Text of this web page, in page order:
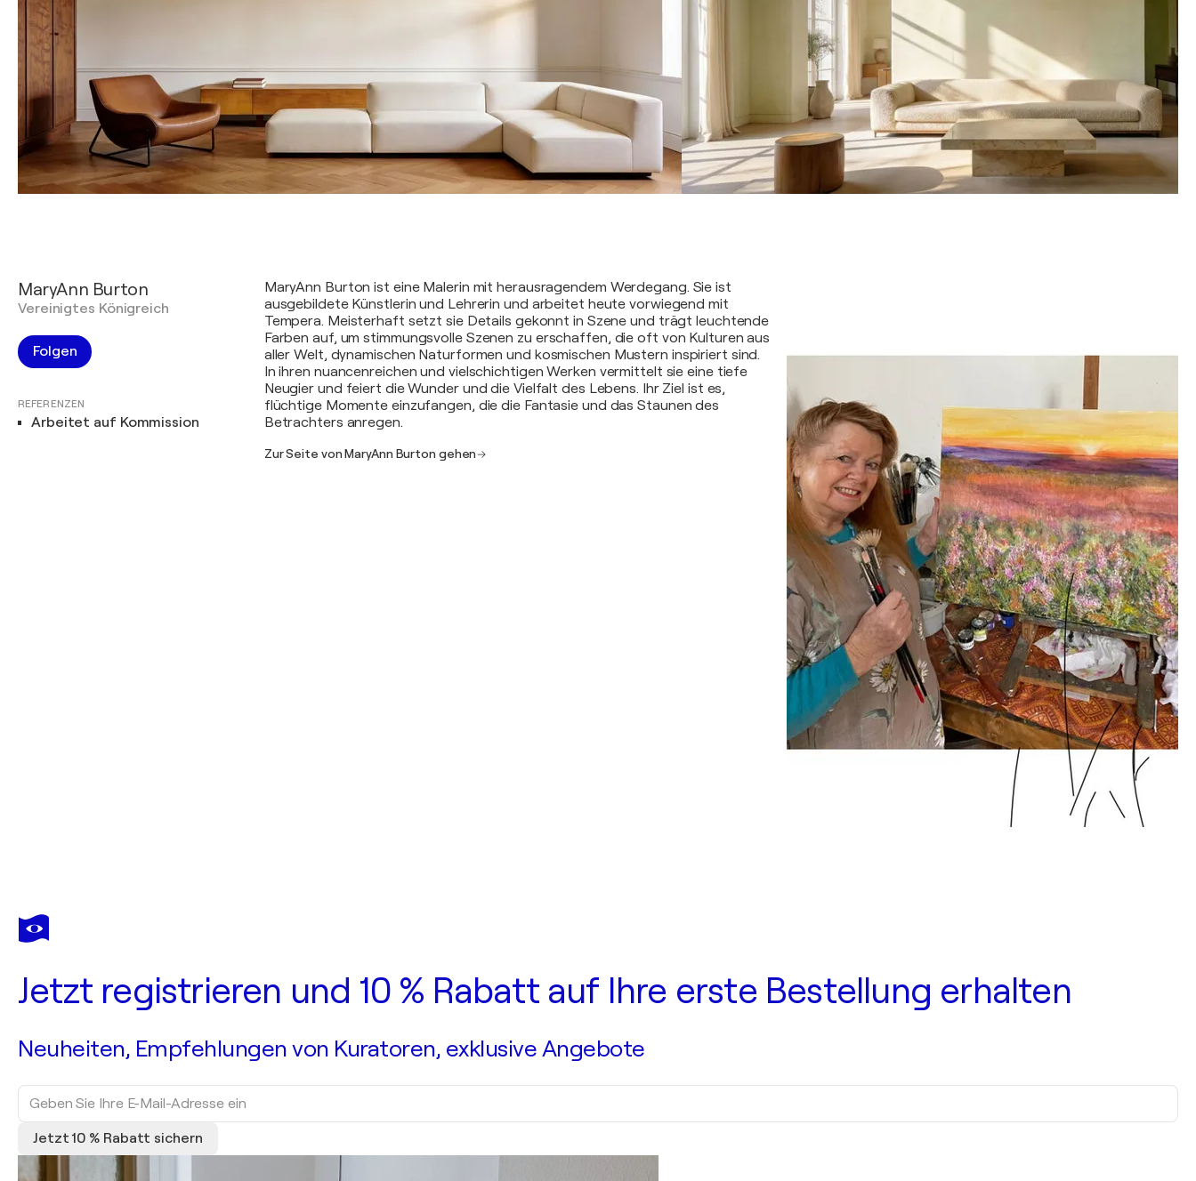
MaryAnn Burton
Vereinigtes Königreich
Folgen
REFERENZEN
Arbeitet auf Kommission
MaryAnn Burton ist eine Malerin mit herausragendem Werdegang. Sie ist
ausgebildete Künstlerin und Lehrerin und arbeitet heute vorwiegend mit
Tempera. Meisterhaft setzt sie Details gekonnt in Szene und trägt leuchtende
Farben auf, um stimmungsvolle Szenen zu erschaffen, die oft von Kulturen aus
aller Welt, dynamischen Naturformen und kosmischen Mustern inspiriert sind.
In ihren nuancenreichen und vielschichtigen Werken vermittelt sie eine tiefe
Neugier und feiert die Wunder und die Vielfalt des Lebens. Ihr Ziel ist es,
flüchtige Momente einzufangen, die die Fantasie und das Staunen des
Betrachters anregen.
Zur Seite von MaryAnn Burton gehen
Jetzt registrieren und 10 % Rabatt auf Ihre erste Bestellung erhalten
Neuheiten, Empfehlungen von Kuratoren, exklusive Angebote
Jetzt 10 % Rabatt sichern